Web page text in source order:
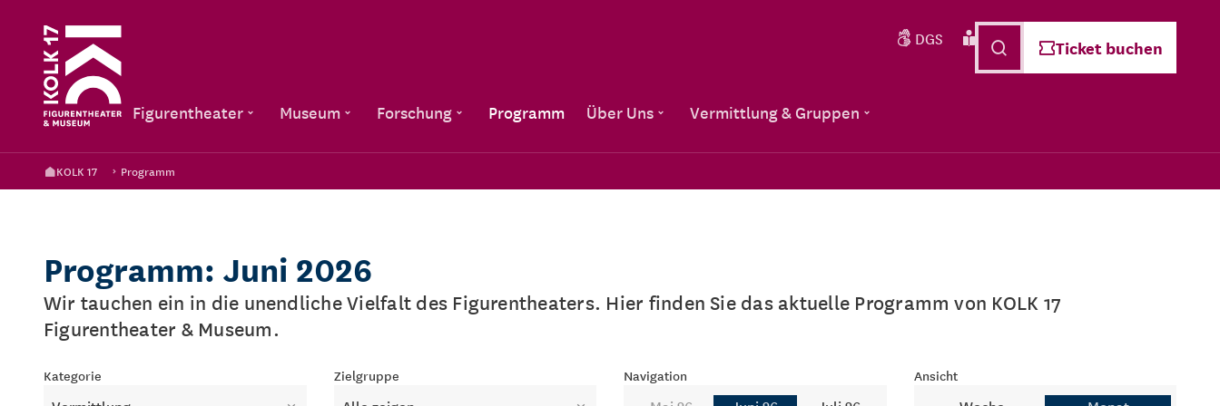
Figurentheater Museum Forschung Programm Über Uns Vermittlung & Gruppen
DGS Leichte Sprache Deutsch
Ticket buchen
KOLK 17 Programm
Programm: Juni 2026
Wir tauchen ein in die unendliche Vielfalt des Figurentheaters. Hier finden Sie das aktuelle Programm von KOLK 17
Figurentheater & Museum.
Kategorie Zielgruppe Navigation Ansicht